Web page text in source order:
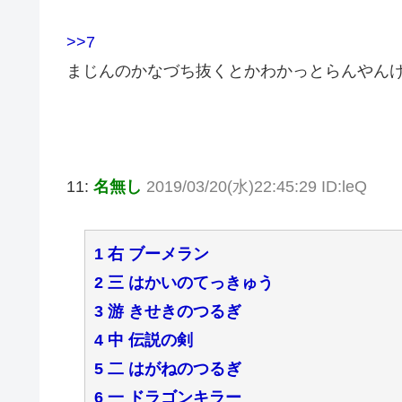
>>7
まじんのかなづち抜くとかわかっとらんやん
11: 名無し 2019/03/20(水)22:45:29 ID:leQ
1 右 ブーメラン
2 三 はかいのてっきゅう
3 游 きせきのつるぎ
4 中 伝説の剣
5 二 はがねのつるぎ
6 一 ドラゴンキラー